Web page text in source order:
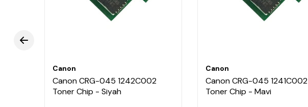
Canon
Canon CRG-045 1242C002
Toner Chip - Siyah
Canon
Canon CRG-045 1241C002
Toner Chip - Mavi